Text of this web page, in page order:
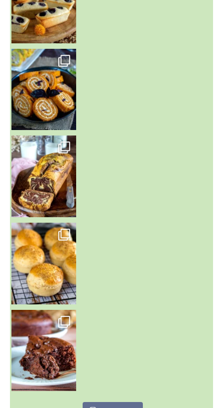
~ BUNS MAISON ~
Un peu de boulange par ici au
~ GÂTEAU FONDANT CHOCO NOISETTE ~
C'est lundi